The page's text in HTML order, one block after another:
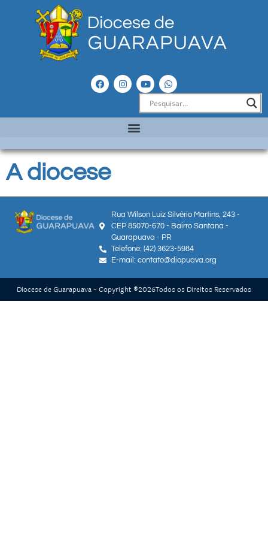
A diocese
Rua Wilson Luiz Silvério Martins, 243 -
CEP 85070-670 - Bairro Santana -
Guarapuava - PR
Telefone: (42) 3623-5984
E-mail: contato@diopuava.org
Diocese de Guarapuava - Copyright ®2026Todos os Direitos Reservados